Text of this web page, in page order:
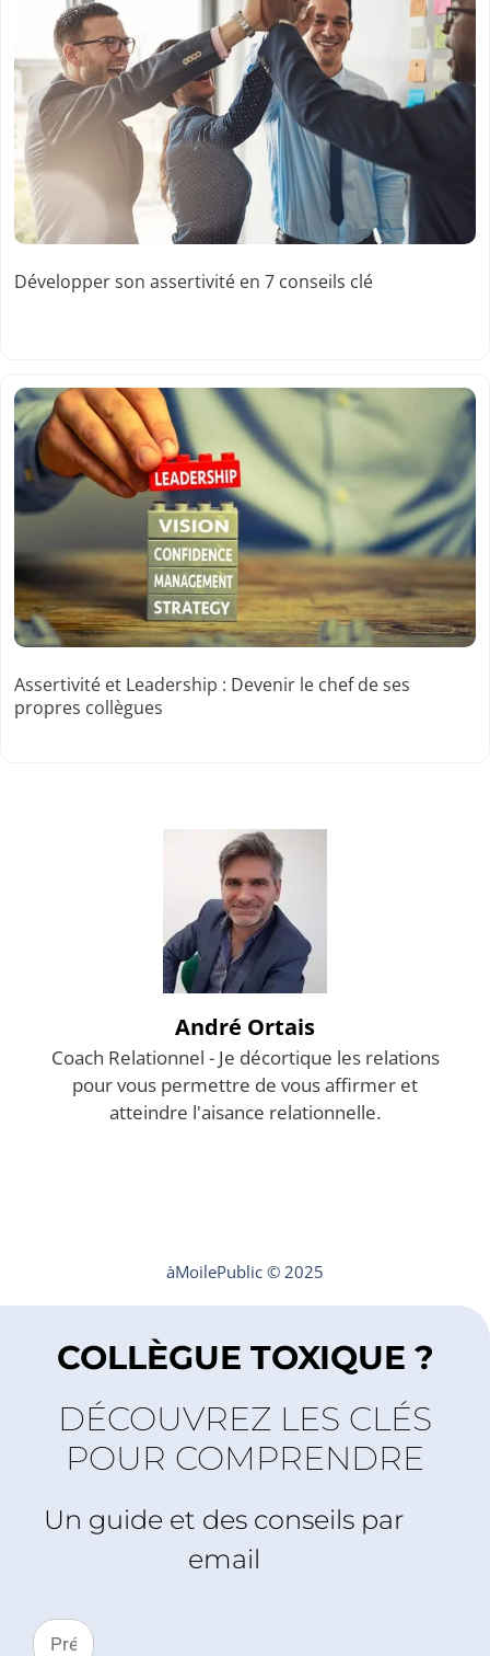
Développer son assertivité en 7 conseils clé
Assertivité et Leadership : Devenir le chef de ses
propres collègues
André Ortais
Coach Relationnel - Je décortique les relations
pour vous permettre de vous affirmer et
atteindre l'aisance relationnelle.
àMoilePublic © 2025
COLLÈGUE TOXIQUE ?
DÉCOUVREZ LES CLÉS
POUR COMPRENDRE
Un guide et des conseils par
email